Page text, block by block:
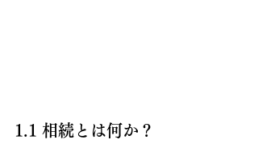
1.1 相続とは何か？